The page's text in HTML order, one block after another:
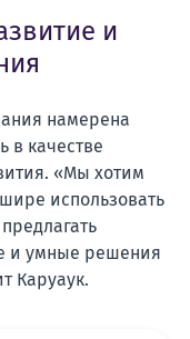
и
намерена
в качестве
«Мы хотим
использовать
и умные решения
Каруаук.